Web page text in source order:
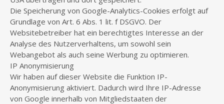
Die Speicherung von Google-Analytics-Cookies erfolgt auf
Grundlage von Art. 6 Abs. 1 lit. f DSGVO. Der
Websitebetreiber hat ein berechtigtes Interesse an der
Analyse des Nutzerverhaltens, um sowohl sein
Webangebot als auch seine Werbung zu optimieren.
IP Anonymisierung
Wir haben auf dieser Website die Funktion IP-
Anonymisierung aktiviert. Dadurch wird Ihre IP-Adresse
von Google innerhalb von Mitgliedstaaten der